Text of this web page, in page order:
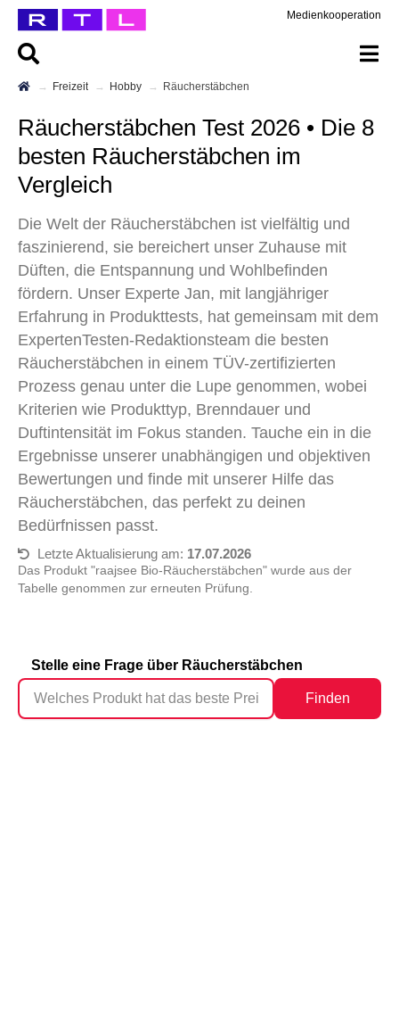
Medienkooperation
Freizeit Hobby Räucherstäbchen
Räucherstäbchen Test 2026 • Die 8
besten Räucherstäbchen im
Vergleich
Die Welt der Räucherstäbchen ist vielfältig und
faszinierend, sie bereichert unser Zuhause mit
Düften, die Entspannung und Wohlbefinden
fördern. Unser Experte Jan, mit langjähriger
Erfahrung in Produkttests, hat gemeinsam mit dem
ExpertenTesten-Redaktionsteam die besten
Räucherstäbchen in einem TÜV-zertifizierten
Prozess genau unter die Lupe genommen, wobei
Kriterien wie Produkttyp, Brenndauer und
Duftintensität im Fokus standen. Tauche ein in die
Ergebnisse unserer unabhängigen und objektiven
Bewertungen und finde mit unserer Hilfe das
Räucherstäbchen, das perfekt zu deinen
Bedürfnissen passt.
Letzte Aktualisierung am: 17.07.2026
Das Produkt "raajsee Bio-Räucherstäbchen" wurde aus der
Tabelle genommen zur erneuten Prüfung.
Stelle eine Frage über Räucherstäbchen
Finden